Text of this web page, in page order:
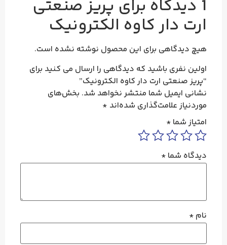
1 دیدگاه برای پریز صنعتی
ارت دار کاوه الکترونیک
هیچ دیدگاهی برای این محصول نوشته نشده است.
اولین نفری باشید که دیدگاهی را ارسال می کنید برای
“پریز صنعتی ارت دار کاوه الکترونیک”
نشانی ایمیل شما منتشر نخواهد شد. بخش‌های
موردنیاز علامت‌گذاری شده‌اند *
امتیاز شما *
دیدگاه شما *
نام *